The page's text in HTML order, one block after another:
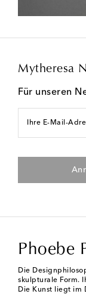
Mytheresa
Für unseren
Ihre E-Mail-
Phoebe
Die
skulpturale Form.
Die Kunst liegt im